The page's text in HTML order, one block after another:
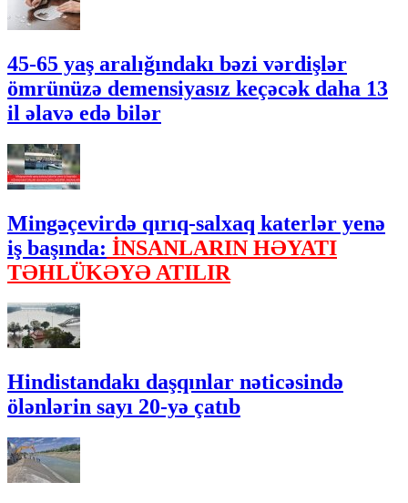
45-65 yaş aralığındakı bəzi vərdişlər
ömrünüzə demensiyasız keçəcək daha 13
il əlavə edə bilər
Mingəçevirdə qırıq-salxaq katerlər yenə
iş başında: İNSANLARIN HƏYATI
TƏHLÜKƏYƏ ATILIR
Hindistandakı daşqınlar nəticəsində
ölənlərin sayı 20-yə çatıb